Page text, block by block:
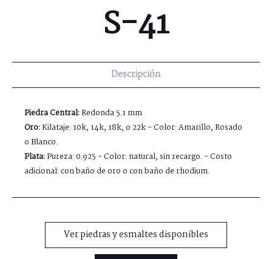
S-41
Descripción
Piedra Central:Redonda 5.1 mm
Oro:Kilataje: 10k, 14k, 18k, o 22k - Color: Amarillo, Rosado
o Blanco.
Plata:Pureza: 0.925 - Color: natural, sin recargo. - Costo
adicional: con baño de oro o con baño de rhodium.
Ver piedras y esmaltes disponibles